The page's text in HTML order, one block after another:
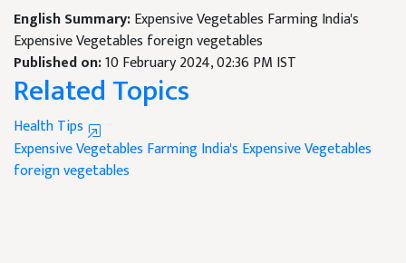
English Summary:Expensive Vegetables Farming India's
Expensive Vegetables foreign vegetables
Published on:10 February 2024, 02:36 PM IST
Related Topics
Health Tips
Expensive Vegetables FarmingIndia's Expensive Vegetables
foreign vegetables